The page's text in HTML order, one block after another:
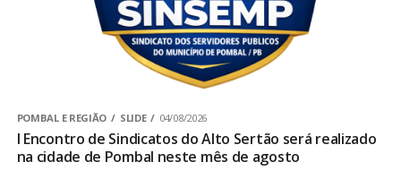
POMBAL E REGIÃO SLIDE 04/08/2026
I Encontro de Sindicatos do Alto Sertão será realizado
na cidade de Pombal neste mês de agosto